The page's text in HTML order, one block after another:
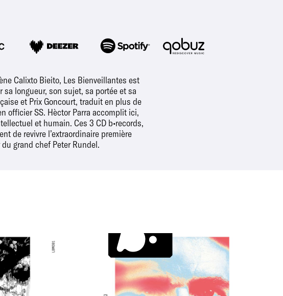
Calixto Bieito, Les Bienveillantes est
longueur, son sujet, sa portée et sa
et Prix Goncourt, traduit en plus de
officier SS. Hèctor Parra accomplit ici,
et humain. Ces 3 CD b•records,
de revivre l’extraordinaire première
grand chef Peter Rundel.